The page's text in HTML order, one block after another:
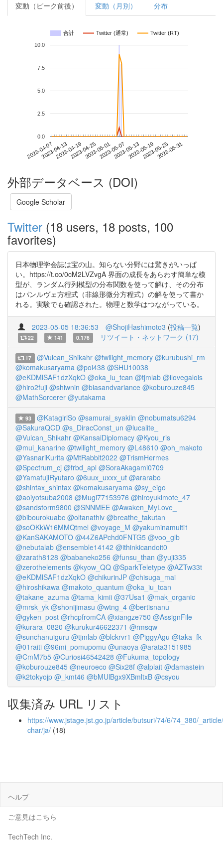
変動（ピーク前後） 変動（月別） 分布
合計 Twitter (通常) Twitter (RT)
2023-04-072023-04-132023-04-192023-04-252023-05-012023-05-072023-05-132023-05-192023-05-252023-05-31
0.0
2.5
5.0
7.5
10.0
外部データベース (DOI)
Google Scholar
Twitter (18 users, 18 posts, 100
favorites)
日本物理学会誌は宝の山。知らない分野には驚きがいっぱ
い。https://t.co/0cM2LVZvgA 界面の成長をあらわす簡単な模
型が、ランダム行列模型の分布関数を使って解け、その分布
はパンルヴェ方程式（非線形微分方程式）の解を使って書か
れる。実験でも確認された。物理と数学はつながっている。
2023-05-05 18:36:53 @ShojiHashimoto3 (投稿一覧)
22 141 0.176 リツイート・ネットワーク (17)
17 @Vulcan_Shikahr @twilight_memory @kurubushi_rm
@komakusaryama @poi438 @SHU10038
@eKDMlSAF1dzXqkO @oka_iu_tcan @tjmlab @ilovegalois
@hiro2fuji @shiwnin @biasandvariance @koburouze845
@MathSorcerer @yutakama
93 @KatagiriSo @samurai_syakiin @nobumatsu6294
@SakuraQCD @s_DiracConst_un @lucalite_
@Vulcan_Shikahr @KansaiDiplomacy @Kyou_ris
@mui_kanarine @twilight_memory @L48610 @oh_makoto
@YasnariKurita @MtRabbit2022 @TrismHermes
@Spectrum_cj @frbd_apl @SoraAkagami0709
@YamafujiRyutaro @6uux_uxxx_ut @ararabo
@shintax_shintax @komakusaryama @sy_eigo
@aoiyotsuba2008 @Mugi77153976 @hiroyukimote_47
@sandstorm9800 @SNNMEE @Awaken_MyLove_
@bibourokuabc @oltanathiv @breathe_takutan
@soOKkW16MMQtmel @voyage_M @yakuminamuiti1
@KanSAKAMOTO @44Z6APchd0FNTG5 @voo_glb
@nebutalab @ensemble14142 @ithinkicandoit0
@zarath8128 @babaneko256 @funsu_than @yuji335
@zerothelements @kyow_QQ @SparkTeletype @AZTw33t
@eKDMlSAF1dzXqkO @chikurinJP @chisuga_mai
@hiroshikawa @makoto_quantum @oka_iu_tcan
@takane_azuma @tama_kimii @37Usa1 @mak_organic
@mrsk_yk @shonijimasu @wtng_4 @bertisnanu
@gyken_post @rhcpfromCA @xiangze750 @AssignFile
@kurara_0820 @kurukur46622371 @rmsqw
@sunchanuiguru @tjmlab @blckrvr1 @PiggyAgu @taka_fk
@01raiti @96mi_pomupomu @unaoya @arata3151985
@CmM7b5 @Curiosi46542428 @Fukuma_topology
@koburouze845 @neuroeco @Six28f @alplait @damastein
@k2tokyojp @_kmt46 @bMUlBgx9XBmltxB @csyou
収集済み URL リスト
https://www.jstage.jst.go.jp/article/butsuri/74/6/74_380/
char/ja/ (18)
ヘルプ
ご意見はこちら
TechTech Inc.